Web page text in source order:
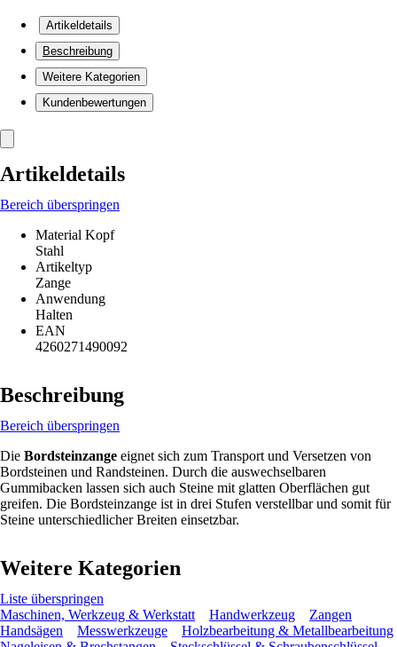
Artikeldetails
Beschreibung
Weitere Kategorien
Kundenbewertungen
Artikeldetails
Bereich überspringen
Material Kopf
Stahl
Artikeltyp
Zange
Anwendung
Halten
EAN
4260271490092
Beschreibung
Bereich überspringen
Die Bordsteinzange eignet sich zum Transport und Versetzen von
Bordsteinen und Randsteinen. Durch die auswechselbaren
Gummibacken lassen sich auch Steine mit glatten Oberflächen gut
greifen. Die Bordsteinzange ist in drei Stufen verstellbar und somit für
Steine unterschiedlicher Breiten einsetzbar.
Weitere Kategorien
Liste überspringen
Maschinen, Werkzeug & Werkstatt
Handwerkzeug
Zangen
Handsägen
Messwerkzeuge
Holzbearbeitung & Metallbearbeitung